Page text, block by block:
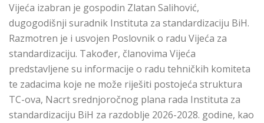
Vijeća izabran je gospodin Zlatan Salihović,
dugogodišnji suradnik Instituta za standardizaciju BiH.
Razmotren je i usvojen Poslovnik o radu Vijeća za
standardizaciju. Također, članovima Vijeća
predstavljene su informacije o radu tehničkih komiteta
te zadacima koje ne može riješiti postojeća struktura
TC-ova, Nacrt srednjoročnog plana rada Instituta za
standardizaciju BiH za razdoblje 2026-2028. godine, kao